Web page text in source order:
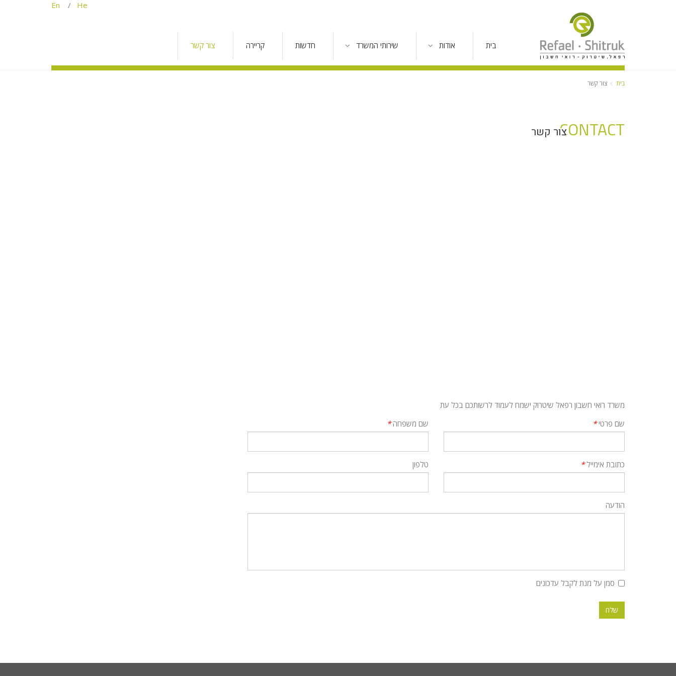
En / He
בית אודות שירותי המשרד חדשות קריירה צור קשר
בית צור קשר
CONTACTצור קשר
משרד רואי חשבון רפאל שיטרוק ישמח לעמוד לרשותכם בכל עת
שם פרטי* שם משפחה*
כתובת אימייל* טלפון
הודעה
סמן על מנת לקבל עדכונים
שלח